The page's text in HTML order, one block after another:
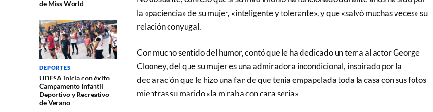
de Miss World
DEPORTES
UDESA inicia con éxito
Campamento Infantil
Deportivo y Recreativo
de Verano
la «paciencia» de su mujer, «inteligente y tolerante», y que «salvó muchas veces» su
relación conyugal.
Con mucho sentido del humor, contó que le ha dedicado un tema al actor George
Clooney, del que su mujer es una admiradora incondicional, inspirado por la
declaración que le hizo una fan de que tenía empapelada toda la casa con sus fotos
mientras su marido «la miraba con cara seria».